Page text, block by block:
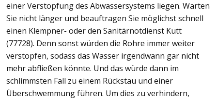
einer Verstopfung des Abwassersystems liegen. Warten
Sie nicht länger und beauftragen Sie möglichst schnell
einen Klempner- oder den Sanitärnotdienst Kutt
(77728). Denn sonst würden die Rohre immer weiter
verstopfen, sodass das Wasser irgendwann gar nicht
mehr abfließen könnte. Und das würde dann im
schlimmsten Fall zu einem Rückstau und einer
Überschwemmung führen. Um dies zu verhindern,